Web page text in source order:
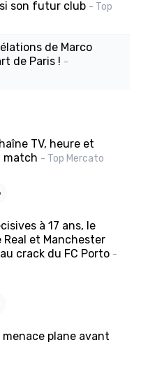
son futur club - Top
de Marco
de Paris ! -
TV, heure et
match - Top Mercato
à 17 ans, le
Real et Manchester
crack du FC Porto -
plane avant